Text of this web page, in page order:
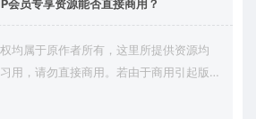
会员专享资源能否直接商用？
均属于原作者所有，这里所提供资源均
用，请勿直接商用。若由于商用引起版